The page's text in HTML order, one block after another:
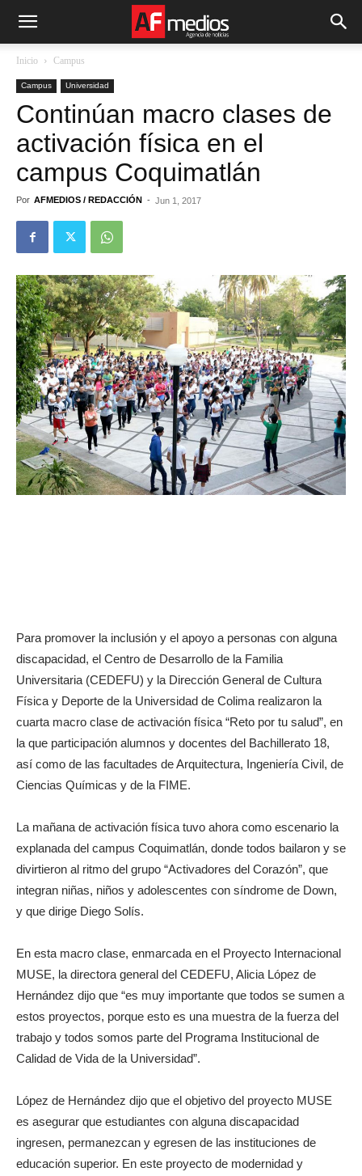
Inicio Campus
Campus Universidad
Continúan macro clases de
activación física en el
campus Coquimatlán
Por AFMEDIOS / REDACCIÓN - Jun 1, 2017
Para promover la inclusión y el apoyo a personas con alguna
discapacidad, el Centro de Desarrollo de la Familia
Universitaria (CEDEFU) y la Dirección General de Cultura
Física y Deporte de la Universidad de Colima realizaron la
cuarta macro clase de activación física “Reto por tu salud”, en
la que participación alumnos y docentes del Bachillerato 18,
así como de las facultades de Arquitectura, Ingeniería Civil, de
Ciencias Químicas y de la FIME.
La mañana de activación física tuvo ahora como escenario la
explanada del campus Coquimatlán, donde todos bailaron y se
divirtieron al ritmo del grupo “Activadores del Corazón”, que
integran niñas, niños y adolescentes con síndrome de Down,
y que dirige Diego Solís.
En esta macro clase, enmarcada en el Proyecto Internacional
MUSE, la directora general del CEDEFU, Alicia López de
Hernández dijo que “es muy importante que todos se sumen a
estos proyectos, porque esto es una muestra de la fuerza del
trabajo y todos somos parte del Programa Institucional de
Calidad de Vida de la Universidad”.
López de Hernández dijo que el objetivo del proyecto MUSE
es asegurar que estudiantes con alguna discapacidad
ingresen, permanezcan y egresen de las instituciones de
educación superior. En este proyecto de modernidad y